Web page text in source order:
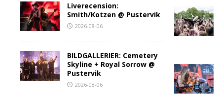
Liverecension:
Smith/Kotzen @ Pustervik
2026-08-06
BILDGALLERIER: Cemetery
Skyline + Royal Sorrow @
Pustervik
2026-08-06